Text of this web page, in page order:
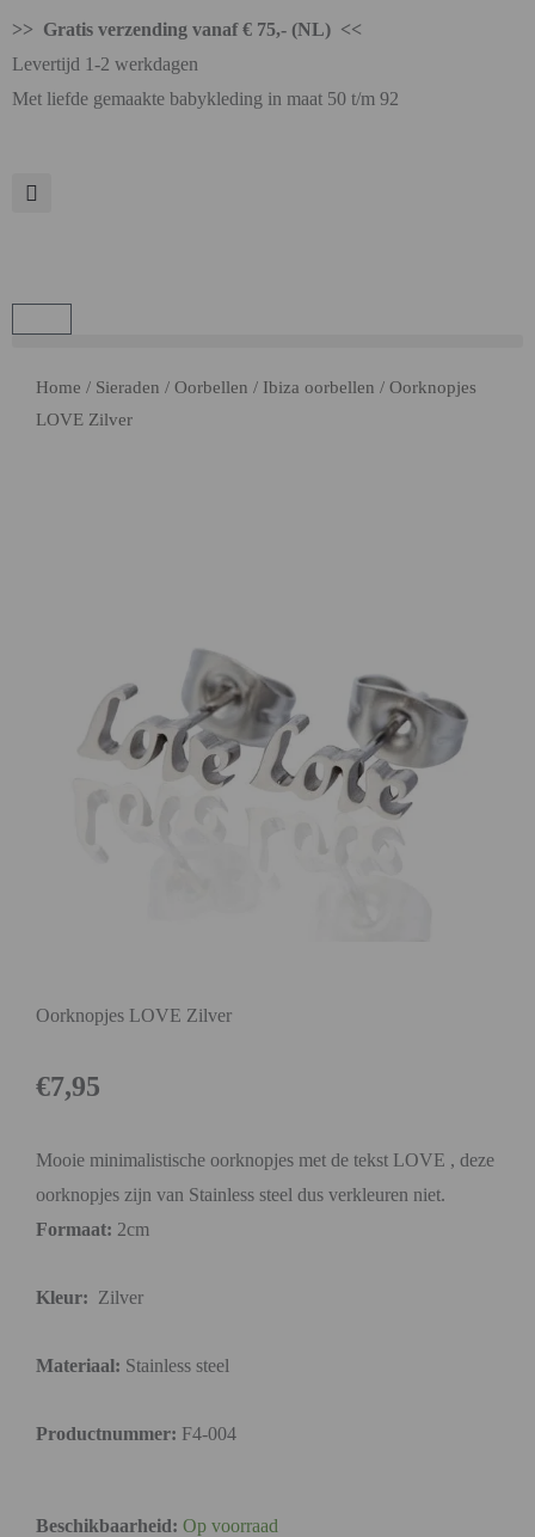
>> Gratis verzending vanaf € 75,- (NL) <<
Levertijd 1-2 werkdagen
Met liefde gemaakte babykleding in maat 50 t/m 92
Home / Sieraden / Oorbellen / Ibiza oorbellen / Oorknopjes
LOVE Zilver
Oorknopjes LOVE Zilver
€7,95
Mooie minimalistische oorknopjes met de tekst LOVE , deze
oorknopjes zijn van Stainless steel dus verkleuren niet.
Formaat: 2cm
Kleur: Zilver
Materiaal: Stainless steel
Productnummer: F4-004
Beschikbaarheid: Op voorraad